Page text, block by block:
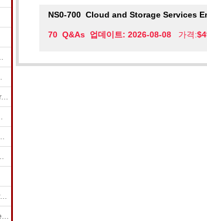
NS0-700 Cloud and Storage Services
70 Q&As 업데이트: 2026-08-08 가격: